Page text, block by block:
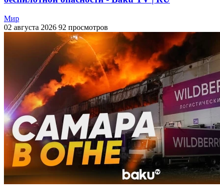
Мир
02 августа 2026 92 просмотров